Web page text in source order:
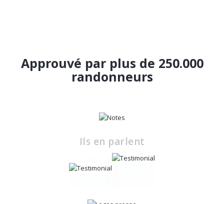
Approuvé par plus de 250.000
randonneurs
Ils en parlent